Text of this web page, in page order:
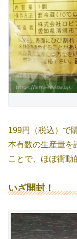
199円（税込）で
本有数の生産量を
ことで、ほぼ衝動
いざ開封！